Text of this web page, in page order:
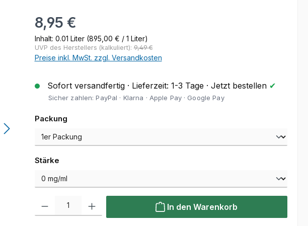
Regulärer Preis:
8,95 €
Inhalt: 0.01 Liter (895,00 € / 1 Liter)
UVP des Herstellers (kalkuliert):9,49 €
Preise inkl. MwSt. zzgl. Versandkosten
Sofort versandfertig · Lieferzeit: 1-3 Tage · Jetzt bestellen ✔
Sicher zahlen: PayPal · Klarna · Apple Pay · Google Pay
Packungauswählen
Stärkeauswählen
Produkt Anzahl: Gib den gewünschten Wert ein oder benutze die Schaltflächen
In den Warenkorb